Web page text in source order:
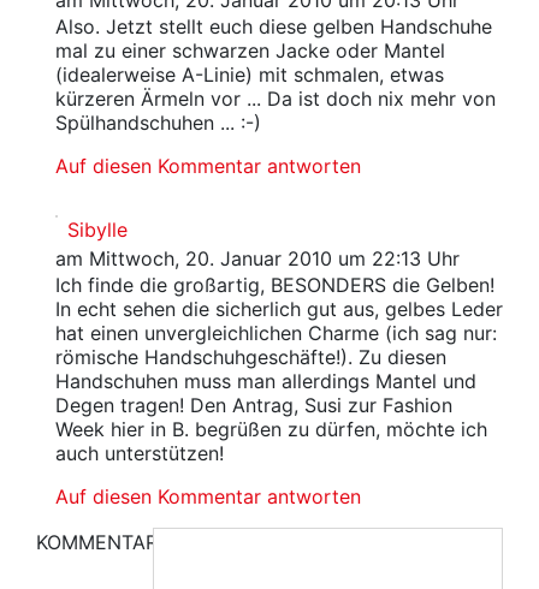
Also. Jetzt stellt euch diese gelben Handschuhe
mal zu einer schwarzen Jacke oder Mantel
(idealerweise A-Linie) mit schmalen, etwas
kürzeren Ärmeln vor ... Da ist doch nix mehr von
Spülhandschuhen ... :-)
Auf diesen Kommentar antworten
Sibylle
am Mittwoch, 20. Januar 2010 um 22:13 Uhr
Ich finde die großartig, BESONDERS die Gelben!
In echt sehen die sicherlich gut aus, gelbes Leder
hat einen unvergleichlichen Charme (ich sag nur:
römische Handschuhgeschäfte!). Zu diesen
Handschuhen muss man allerdings Mantel und
Degen tragen! Den Antrag, Susi zur Fashion
Week hier in B. begrüßen zu dürfen, möchte ich
auch unterstützen!
Auf diesen Kommentar antworten
KOMMENTAR